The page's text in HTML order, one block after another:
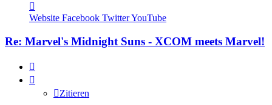
von
writingbull
Website Facebook TwitterYouTube
Re: Marvel's Midnight Suns - XCOM meets Marvel!
Zitieren